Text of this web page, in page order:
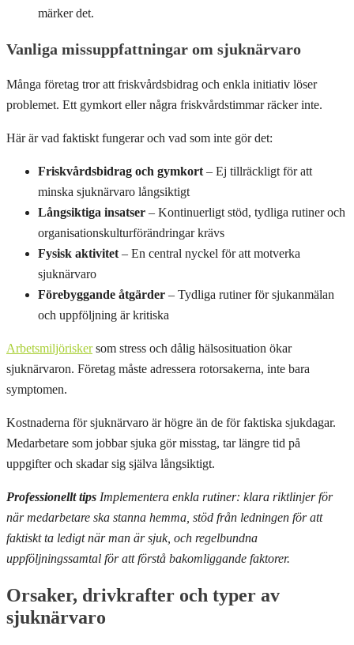
märker det.
Vanliga missuppfattningar om sjuknärvaro
Många företag tror att friskvårdsbidrag och enkla initiativ löser
problemet. Ett gymkort eller några friskvårdstimmar räcker inte.
Här är vad faktiskt fungerar och vad som inte gör det:
Friskvårdsbidrag och gymkort – Ej tillräckligt för att
minska sjuknärvaro långsiktigt
Långsiktiga insatser – Kontinuerligt stöd, tydliga rutiner och
organisationskulturförändringar krävs
Fysisk aktivitet – En central nyckel för att motverka
sjuknärvaro
Förebyggande åtgärder – Tydliga rutiner för sjukanmälan
och uppföljning är kritiska
Arbetsmiljöriskersom stress och dålig hälsosituation ökar
sjuknärvaron. Företag måste adressera rotorsakerna, inte bara
symptomen.
Kostnaderna för sjuknärvaro är högre än de för faktiska sjukdagar.
Medarbetare som jobbar sjuka gör misstag, tar längre tid på
uppgifter och skadar sig själva långsiktigt.
Professionellt tips Implementera enkla rutiner: klara riktlinjer för
när medarbetare ska stanna hemma, stöd från ledningen för att
faktiskt ta ledigt när man är sjuk, och regelbundna
uppföljningssamtal för att förstå bakomliggande faktorer.
Orsaker, drivkrafter och typer av
sjuknärvaro